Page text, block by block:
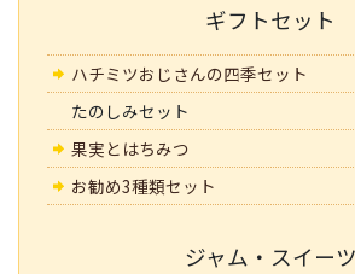
ギフトセット
ハチミツおじさんの四季セット
たのしみセット
果実とはちみつ
お勧め3種類セット
ジャム・スイーツ